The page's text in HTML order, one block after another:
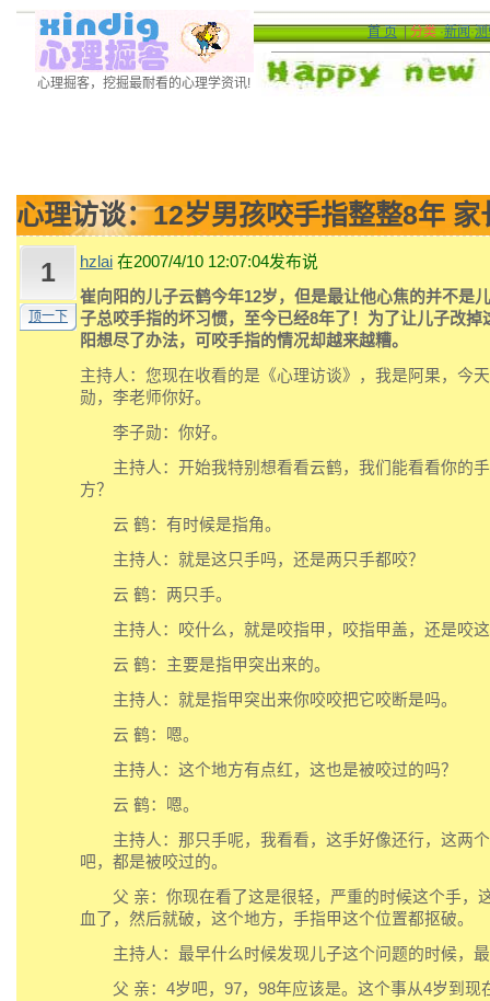
心理掘客，挖掘最耐看的心理学资讯!
首 页|分类·新闻·
心理访谈：12岁男孩咬手指整整8年 家
1
顶一下
hzlai 在2007/4/10 12:07:04发布说
崔向阳的儿子云鹤今年12岁，但是最让他心焦的并不是
子总咬手指的坏习惯，至今已经8年了！为了让儿子改掉
阳想尽了办法，可咬手指的情况却越来越糟。
主持人：您现在收看的是《心理访谈》，我是阿果，今
勋，李老师你好。
李子勋：你好。
主持人：开始我特别想看看云鹤，我们能看看你的手
方？
云 鹤：有时候是指角。
主持人：就是这只手吗，还是两只手都咬？
云 鹤：两只手。
主持人：咬什么，就是咬指甲，咬指甲盖，还是咬
云 鹤：主要是指甲突出来的。
主持人：就是指甲突出来你咬咬把它咬断是吗。
云 鹤：嗯。
主持人：这个地方有点红，这也是被咬过的吗？
云 鹤：嗯。
主持人：那只手呢，我看看，这手好像还行，这两个
吧，都是被咬过的。
父 亲：你现在看了这是很轻，严重的时候这个手，
血了，然后就破，这个地方，手指甲这个位置都抠破。
主持人：最早什么时候发现儿子这个问题的时候，最
父 亲：4岁吧，97，98年应该是。这个事从4岁到现